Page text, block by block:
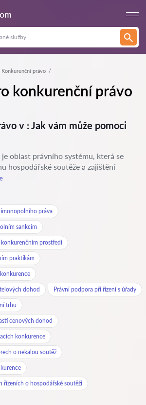
Konkurenční právo
konkurenční právo
v : Jak vám může pomoci
oblast právního systému, která se
hospodářské soutěže a zajištění
práva
sankcím
prostředí
praktikám
dohod Právní podpora při řízení s úřady
trhu
cenových dohod
konkurence
o nekalou soutěž
řízeních o hospodářské soutěži